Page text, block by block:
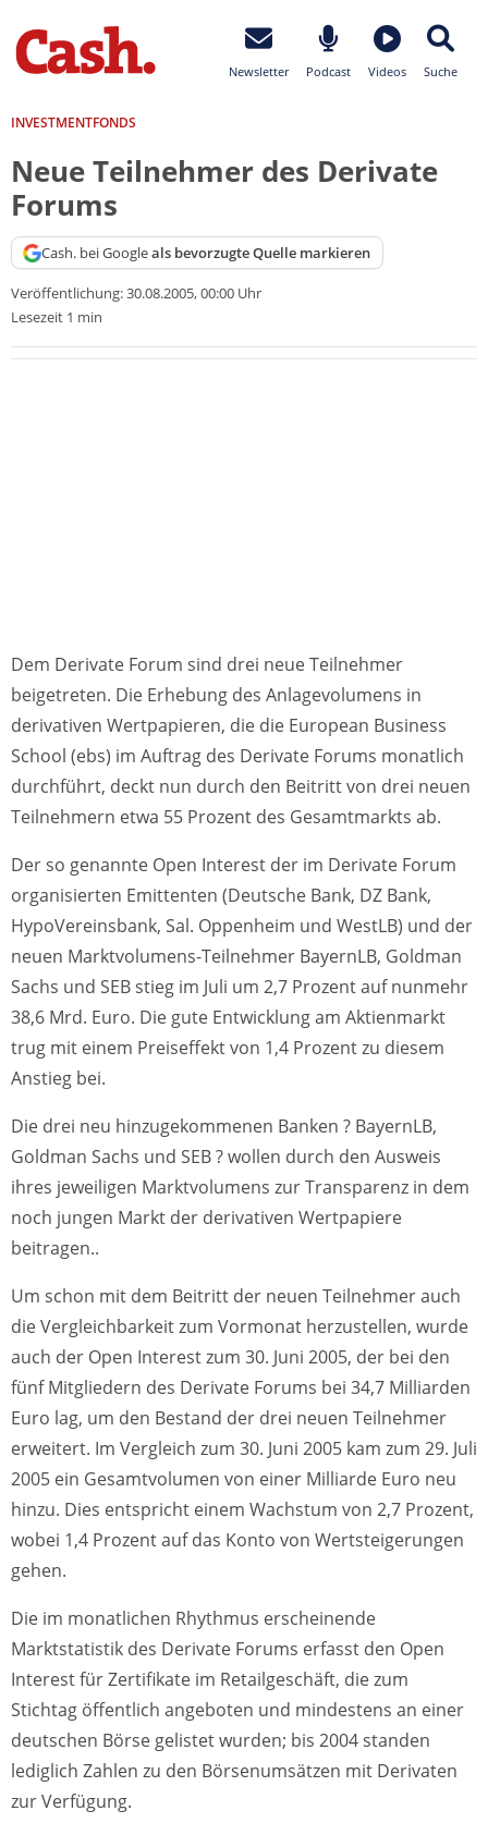
Newsletter Podcast Videos Suche
INVESTMENTFONDS
Neue Teilnehmer des Derivate
Forums
Cash. bei Googleals bevorzugte Quelle markieren
Veröffentlichung:30.08.2005, 00:00 Uhr
Lesezeit 1 min
Dem Derivate Forum sind drei neue Teilnehmer
beigetreten. Die Erhebung des Anlagevolumens in
derivativen Wertpapieren, die die European Business
School (ebs) im Auftrag des Derivate Forums monatlich
durchführt, deckt nun durch den Beitritt von drei neuen
Teilnehmern etwa 55 Prozent des Gesamtmarkts ab.
Der so genannte Open Interest der im Derivate Forum
organisierten Emittenten (Deutsche Bank, DZ Bank,
HypoVereinsbank, Sal. Oppenheim und WestLB) und der
neuen Marktvolumens-Teilnehmer BayernLB, Goldman
Sachs und SEB stieg im Juli um 2,7 Prozent auf nunmehr
38,6 Mrd. Euro. Die gute Entwicklung am Aktienmarkt
trug mit einem Preiseffekt von 1,4 Prozent zu diesem
Anstieg bei.
Die drei neu hinzugekommenen Banken ? BayernLB,
Goldman Sachs und SEB ? wollen durch den Ausweis
ihres jeweiligen Marktvolumens zur Transparenz in dem
noch jungen Markt der derivativen Wertpapiere
beitragen..
Um schon mit dem Beitritt der neuen Teilnehmer auch
die Vergleichbarkeit zum Vormonat herzustellen, wurde
auch der Open Interest zum 30. Juni 2005, der bei den
fünf Mitgliedern des Derivate Forums bei 34,7 Milliarden
Euro lag, um den Bestand der drei neuen Teilnehmer
erweitert. Im Vergleich zum 30. Juni 2005 kam zum 29. Juli
2005 ein Gesamtvolumen von einer Milliarde Euro neu
hinzu. Dies entspricht einem Wachstum von 2,7 Prozent,
wobei 1,4 Prozent auf das Konto von Wertsteigerungen
gehen.
Die im monatlichen Rhythmus erscheinende
Marktstatistik des Derivate Forums erfasst den Open
Interest für Zertifikate im Retailgeschäft, die zum
Stichtag öffentlich angeboten und mindestens an einer
deutschen Börse gelistet wurden; bis 2004 standen
lediglich Zahlen zu den Börsenumsätzen mit Derivaten
zur Verfügung.